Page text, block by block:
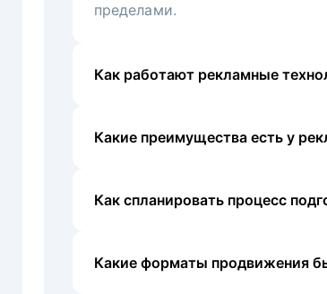
пределами.
Как работают рекламные
Какие преимущества есть у
Как спланировать процесс
Какие форматы продвижения